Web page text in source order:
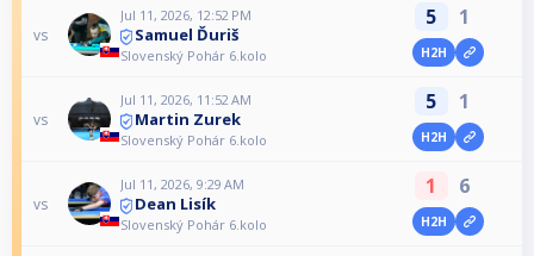
vs
Jul 11, 2026, 12:52 PM
Samuel Ďuriš
Slovenský Pohár 6.kolo
5 1
H2H
vs
Jul 11, 2026, 11:52 AM
Martin Zurek
Slovenský Pohár 6.kolo
5 1
H2H
vs
Jul 11, 2026, 9:29 AM
Dean Lisík
Slovenský Pohár 6.kolo
1 6
H2H